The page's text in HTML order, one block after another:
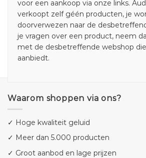
voor een aankoop via onze links.
verkoopt zelf géén producten, je
doorverwezen naar de
je vragen over een product, neem
met de desbetreffende webshop
aanbiedt.
Waarom shoppen via ons?
✓ Hoge kwaliteit geluid
✓ Meer dan 5.000 producten
✓ Groot aanbod en lage prijzen